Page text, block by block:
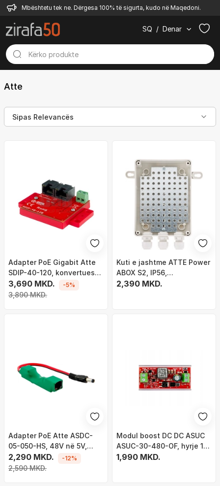
Mbështetu tek ne. Dërgesa 100% të sigurta, kudo në Maqedoni.
SQ / Denar
Atte
Adapter PoE Gigabit Atte
SDIP-40-120, konvertues
DC/DC 12V, dalje LAN RJ45,
i zi
3,690 MKD.
3,890 MKD.
-5%
Kuti e jashtme ATTE Power
ABOX S2, IP56,
150x110x70mm, plastike UV
2,390 MKD.
Adapter PoE Atte ASDC-
05-050-HS, 48V në 5V,
2.1/5.5 mm, i zi
2,290 MKD.
2,590 MKD.
-12%
Modul boost DC DC ASUC
ASUC-30-480-OF, hyrje 10-
30V, dalje 48V 30W, open
1,990 MKD.